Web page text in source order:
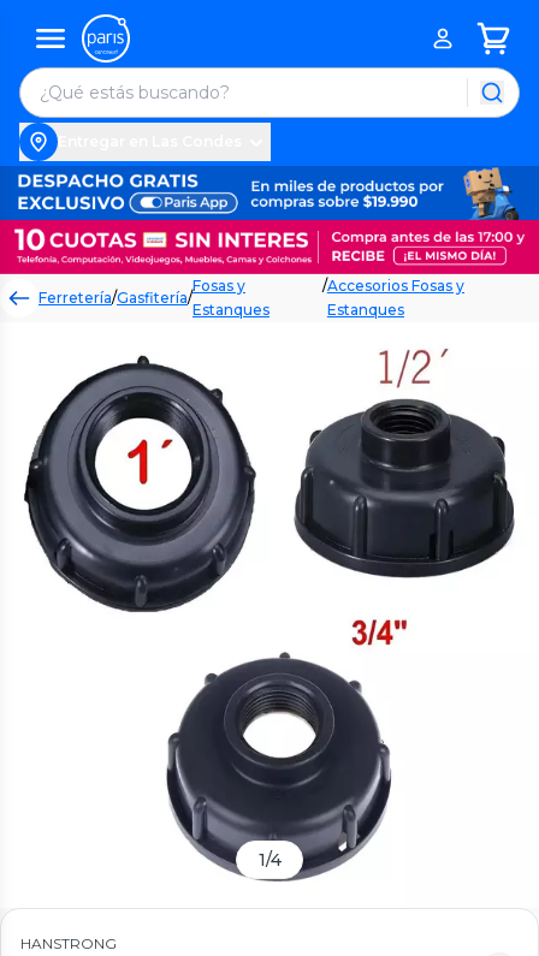
Ferretería/Gasfitería/
Fosas y
Estanques
/Accesorios Fosas y
Estanques
1/4
HANSTRONG